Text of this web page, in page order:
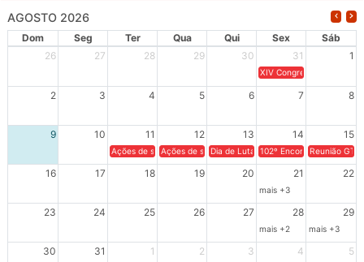
AGOSTO 2026
Dom Seg Ter Qua Qui Sex
Sáb
26
27 28 29 30 31 1
XIV Congresso Brasileiro
2 3 4 5 6 7 8
9 10 11 12 13 14 15
Ações de solidariedade a Cuba no Rio Grande do Sul - 100
Ações de solidariedade a Cuba no Rio Grande do
Dia de Luta em Defesa de Cuba e da
102º Encontro da
Reunião
16 17 18 19 20 21 22
mais +3
23 24 25 26 27 28 29
mais +2 mais +3
30 31 1 2 3 4 5